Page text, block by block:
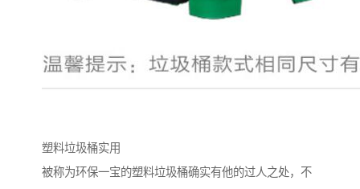
塑料垃圾桶实用
被称为环保一宝的塑料垃圾桶确实有他的过人之处，不